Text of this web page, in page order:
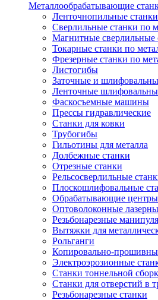
Металлообрабатывающие
Ленточнопильные
Сверлильные станки по
Магнитные сверлильные
Токарные станки по
Фрезерные станки по
Листогибы
Заточные и
Ленточные
Фаскосъемные машины
Прессы гидравлические
Станки для ковки
Трубогибы
Гильотины для металла
Долбежные станки
Отрезные станки
Рельсосверлильные
Плоскошлифовальные
Обрабатывающие
Оптоволоконные
Резьбонарезные
Вытяжки для
Рольганги
Копировально-
Электроэрозионные
Станки тоннельной
Станки для отверстий в
Резьбонарезные станки